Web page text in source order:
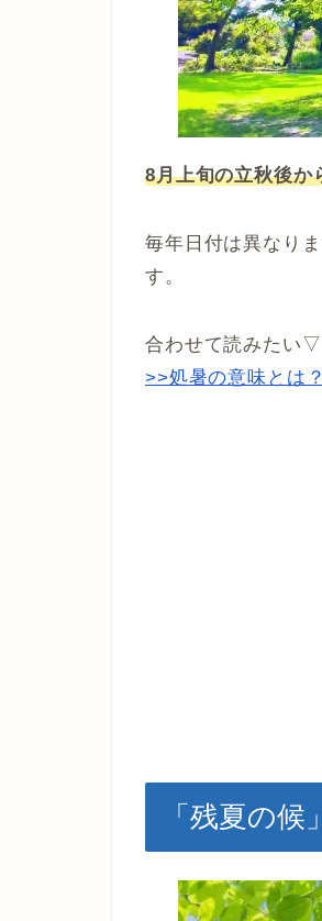
8月上旬の立秋後か
毎年日付は異なり
す。
合わせて読みたい▽
>>処暑の意味とは
「残夏の